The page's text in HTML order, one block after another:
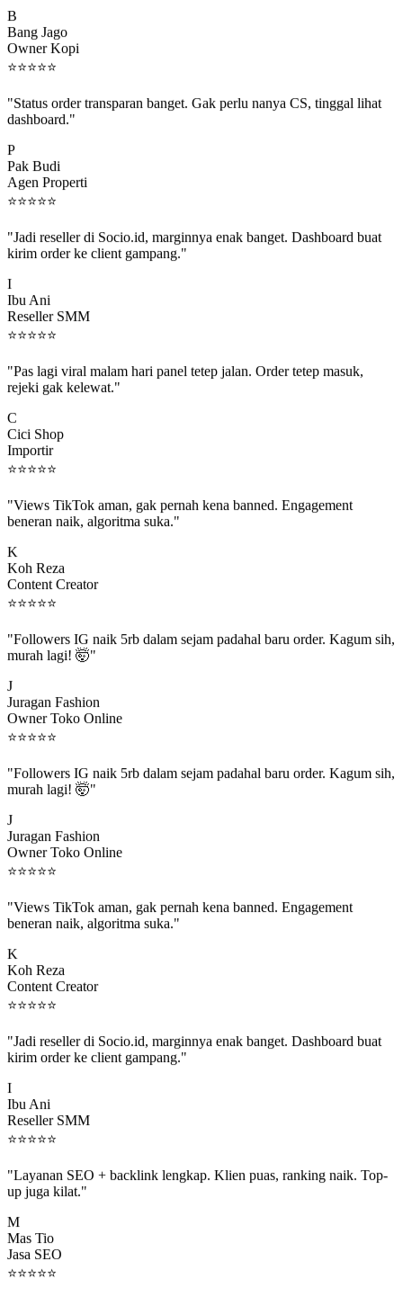
Bang Jago
Owner Kopi
⭐⭐⭐⭐⭐
dashboard."
Pak Budi
Agen Properti
⭐⭐⭐⭐⭐
kirim order ke client gampang."
Ibu Ani
Reseller SMM
⭐⭐⭐⭐⭐
rejeki gak kelewat."
Cici Shop
Importir
⭐⭐⭐⭐⭐
beneran naik, algoritma suka."
Koh Reza
Content Creator
⭐⭐⭐⭐⭐
murah lagi! 🤯"
Juragan Fashion
Owner Toko Online
⭐⭐⭐⭐⭐
murah lagi! 🤯"
Juragan Fashion
Owner Toko Online
⭐⭐⭐⭐⭐
beneran naik, algoritma suka."
Koh Reza
Content Creator
⭐⭐⭐⭐⭐
kirim order ke client gampang."
Ibu Ani
Reseller SMM
⭐⭐⭐⭐⭐
up juga kilat."
Mas Tio
Jasa SEO
⭐⭐⭐⭐⭐